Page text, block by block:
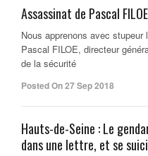
Assassinat de Pascal
Nous apprenons avec
Pascal FILOE, directeur
de la sécurité
Posted On 27 Sep 2018
Hauts-de-Seine : Le
dans une lettre, et se